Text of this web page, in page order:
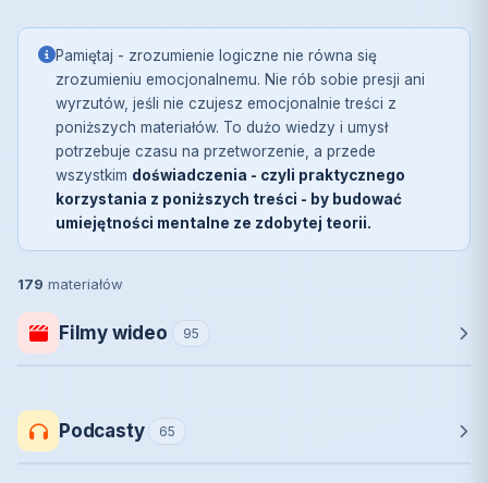
Pamiętaj - zrozumienie logiczne nie równa się
zrozumieniu emocjonalnemu. Nie rób sobie presji ani
wyrzutów, jeśli nie czujesz emocjonalnie treści z
poniższych materiałów. To dużo wiedzy i umysł
potrzebuje czasu na przetworzenie, a przede
wszystkim doświadczenia - czyli praktycznego
korzystania z poniższych treści - by budować
umiejętności mentalne ze zdobytej teorii.
179 materiałów
Filmy wideo 95
Podcasty 65